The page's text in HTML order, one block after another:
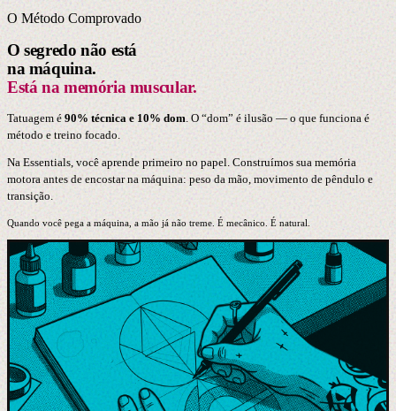
O Método Comprovado
O segredo não está
na máquina.
Está na memória muscular.
Tatuagem é90% técnica e 10% dom . O “dom” é ilusão — o que funciona é
método e treino focado.
Na Essentials, você aprende primeiro no papel. Construímos sua memória
motora antes de encostar na máquina: peso da mão, movimento de pêndulo e
transição.
Quando você pega a máquina, a mão já não treme. É mecânico. É natural.